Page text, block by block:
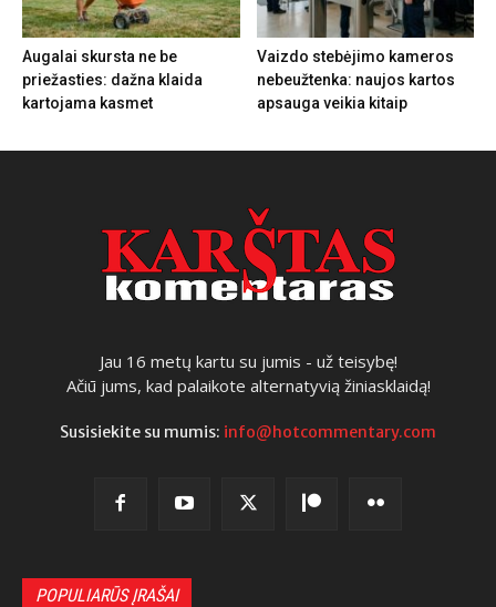
Augalai skursta ne be
priežasties: dažna klaida
kartojama kasmet
Vaizdo stebėjimo kameros
nebeužtenka: naujos kartos
apsauga veikia kitaip
Jau 16 metų kartu su jumis - už teisybę!
Ačiū jums, kad palaikote alternatyvią žiniasklaidą!
Susisiekite su mumis: info@hotcommentary.com
POPULIARŪS ĮRAŠAI